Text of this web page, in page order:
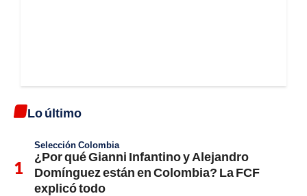
Lo último
Selección Colombia
¿Por qué Gianni Infantino y Alejandro
Domínguez están en Colombia? La FCF
explicó todo